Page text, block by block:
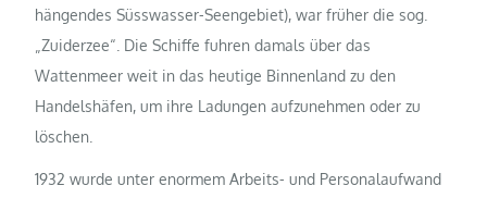
hängendes Süsswasser-Seengebiet), war früher die sog.
„Zuiderzee“. Die Schiffe fuhren damals über das
Wattenmeer weit in das heutige Binnenland zu den
Handelshäfen, um ihre Ladungen aufzunehmen oder zu
löschen.
1932 wurde unter enormem Arbeits- und Personalaufwand